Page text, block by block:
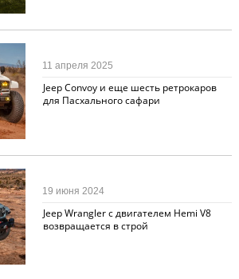
Jeep Convoy и еще шесть ретрокаров
для Пасхального сафари
11 апреля 2025
Jeep Wrangler с двигателем Hemi V8
возвращается в строй
19 июня 2024